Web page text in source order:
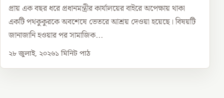
প্রায় এক বছর ধরে প্রধানমন্ত্রীর কার্যালয়ের বাইরে অপেক্ষায় থাকা
একটি পথকুকুরকে অবশেষে ভেতরে আশ্রয় দেওয়া হয়েছে। বিষয়টি
জানাজানি হওয়ার পর সামাজিক...
২৮ জুলাই, ২০২৬১ মিনিট পাঠ